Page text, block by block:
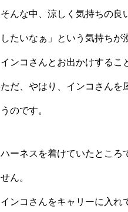
そんな中、涼しく気持ちの良
したいなぁ」という気持ちが
インコさんとお出かけするこ
ただ、やはり、インコさんを
うのです。
ハーネスを着けていたところ
せん。
インコさんをキャリーに入れ